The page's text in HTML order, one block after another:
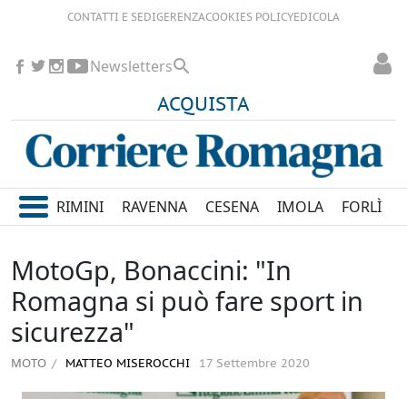
CONTATTI E SEDIGERENZACOOKIES POLICYEDICOLA
ACQUISTA
Newsletters
RIMINI RAVENNA CESENA IMOLA FORLÌ
MotoGp, Bonaccini: "In
Romagna si può fare sport in
sicurezza"
MOTO MATTEO MISEROCCHI 17 Settembre 2020